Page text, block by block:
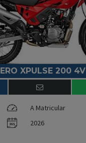
XPULSE 200 4V
A Matricular
2026